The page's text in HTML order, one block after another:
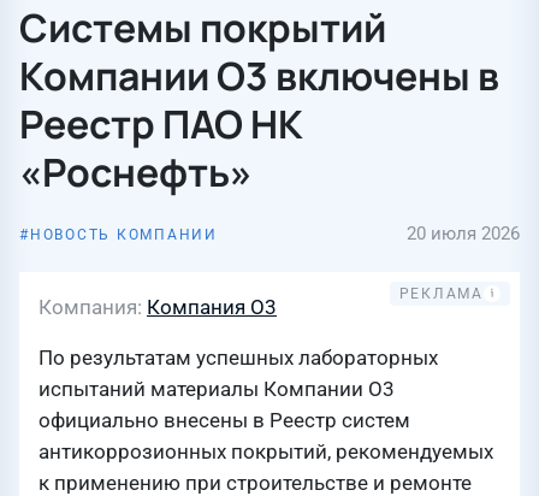
Системы покрытий
Компании О3 включены в
Реестр ПАО НК
«Роснефть»
НОВОСТЬ КОМПАНИИ 20 июля 2026
Компания Компания О3
По результатам успешных лабораторных
испытаний материалы Компании О3
официально внесены в Реестр систем
антикоррозионных покрытий, рекомендуемых
к применению при строительстве и ремонте